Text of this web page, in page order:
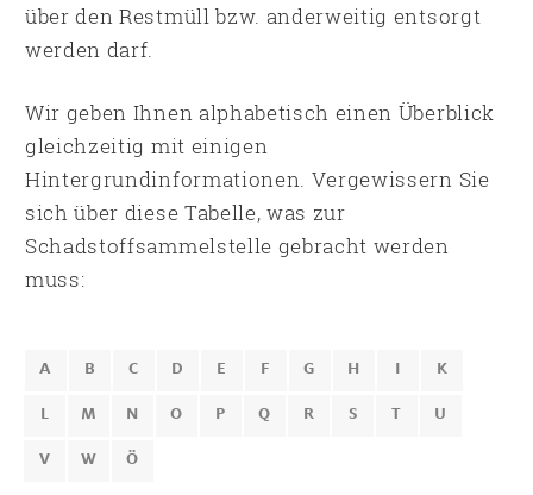
über den Restmüll bzw. anderweitig entsorgt
werden darf.
Wir geben Ihnen alphabetisch einen Überblick
gleichzeitig mit einigen
Hintergrundinformationen. Vergewissern Sie
sich über diese Tabelle, was zur
Schadstoffsammelstelle gebracht werden
muss:
A B C D E F G H I K
L M N O P Q R S T U
V W Ö